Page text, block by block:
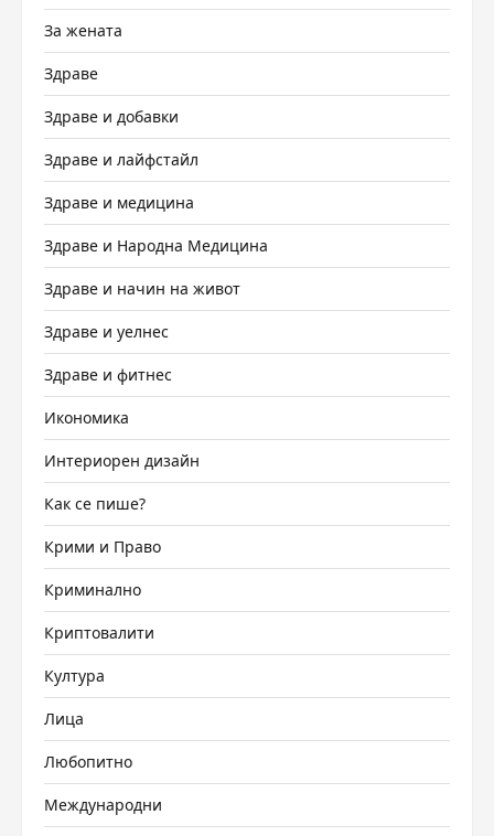
За жената
Здраве
Здраве и добавки
Здраве и лайфстайл
Здраве и медицина
Здраве и Народна Медицина
Здраве и начин на живот
Здраве и уелнес
Здраве и фитнес
Икономика
Интериорен дизайн
Как се пише?
Крими и Право
Криминално
Криптовалити
Култура
Лица
Любопитно
Международни